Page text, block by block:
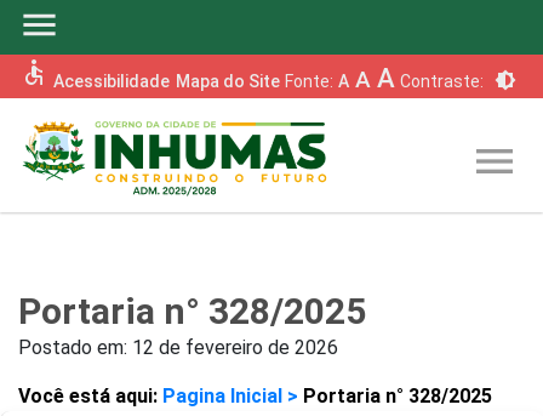
menu
accessible Acessibilidade Mapa do Site Fonte: A A A Contraste: brightness_6
menu
Portaria n° 328/2025
Postado em: 12 de fevereiro de 2026
Você está aqui: Pagina Inicial > Portaria n° 328/2025